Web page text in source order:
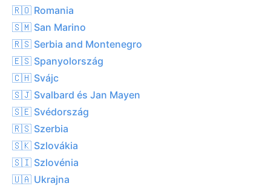
🇷🇴 Romania
🇸🇲 San Marino
🇷🇸 Serbia and Montenegro
🇪🇸 Spanyolország
🇨🇭 Svájc
🇸🇯 Svalbard és Jan Mayen
🇸🇪 Svédország
🇷🇸 Szerbia
🇸🇰 Szlovákia
🇸🇮 Szlovénia
🇺🇦 Ukrajna